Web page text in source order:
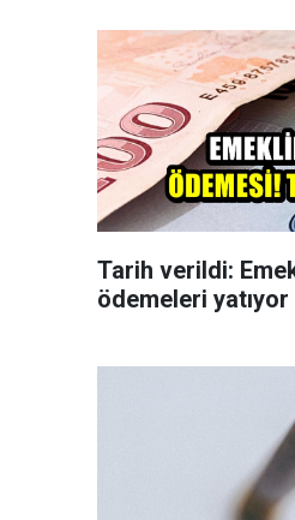
Tarih verildi:
ödemeleri yatıyor